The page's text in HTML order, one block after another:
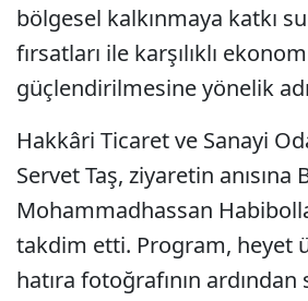
bölgesel kalkınmaya katkı
fırsatları ile karşılıklı
güçlendirilmesine yönelik
Hakkâri Ticaret ve Sanayi
Servet Taş, ziyaretin anısına
Mohammadhassan
takdim etti. Program, heyet
hatıra fotoğrafının